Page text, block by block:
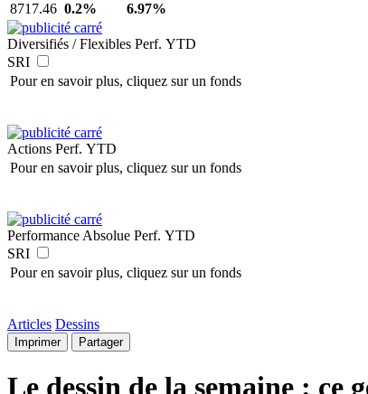
8717.46 0.2% 6.97%
Diversifiés / Flexibles Perf. YTD
SRI
Pour en savoir plus, cliquez sur un fonds
Actions Perf. YTD
Pour en savoir plus, cliquez sur un fonds
Performance Absolue Perf. YTD
SRI
Pour en savoir plus, cliquez sur un fonds
Articles Dessins
Imprimer Partager
Le dessin de la semaine : ce